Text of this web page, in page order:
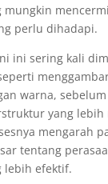
mungkin
perlu dihadapi.
ini sering kali
warna,
yang lebih
mengarah
tentang
lebih efektif.